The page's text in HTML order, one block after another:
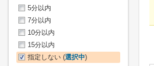
5分以内
7分以内
10分以内
15分以内
指定しない (選択中)